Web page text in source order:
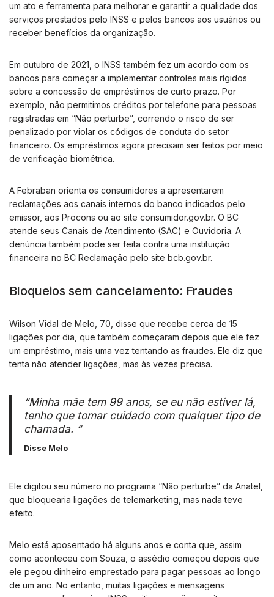
um ato e ferramenta para melhorar e garantir a qualidade dos
serviços prestados pelo INSS e pelos bancos aos usuários ou
receber benefícios da organização.
Em outubro de 2021, o INSS também fez um acordo com os
bancos para começar a implementar controles mais rígidos
sobre a concessão de empréstimos de curto prazo. Por
exemplo, não permitimos créditos por telefone para pessoas
registradas em “Não perturbe”, correndo o risco de ser
penalizado por violar os códigos de conduta do setor
financeiro. Os empréstimos agora precisam ser feitos por meio
de verificação biométrica.
A Febraban orienta os consumidores a apresentarem
reclamações aos canais internos do banco indicados pelo
emissor, aos Procons ou ao site consumidor.gov.br. O BC
atende seus Canais de Atendimento (SAC) e Ouvidoria. A
denúncia também pode ser feita contra uma instituição
financeira no BC Reclamação pelo site bcb.gov.br.
Bloqueios sem cancelamento: Fraudes
Wilson Vidal de Melo, 70, disse que recebe cerca de 15
ligações por dia, que também começaram depois que ele fez
um empréstimo, mais uma vez tentando as fraudes. Ele diz que
tenta não atender ligações, mas às vezes precisa.
“Minha mãe tem 99 anos, se eu não estiver lá,
tenho que tomar cuidado com qualquer tipo de
chamada. “
Disse Melo
Ele digitou seu número no programa “Não perturbe” da Anatel,
que bloquearia ligações de telemarketing, mas nada teve
efeito.
Melo está aposentado há alguns anos e conta que, assim
como aconteceu com Souza, o assédio começou depois que
ele pegou dinheiro emprestado para pagar pessoas ao longo
de um ano. No entanto, muitas ligações e mensagens